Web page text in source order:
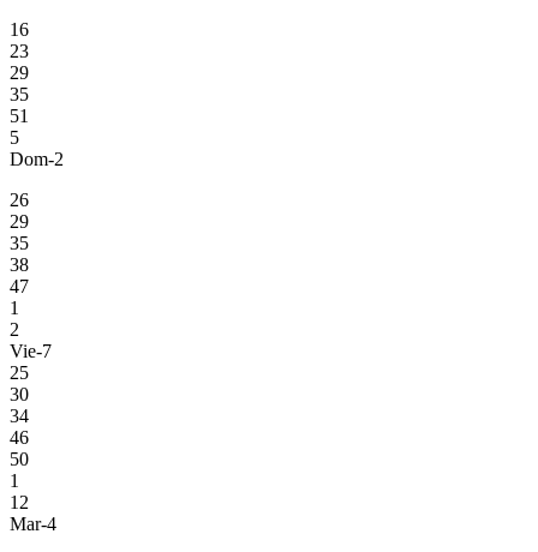
16
23
29
35
51
5
Dom-2
26
29
35
38
47
1
2
Vie-7
25
30
34
46
50
1
12
Mar-4